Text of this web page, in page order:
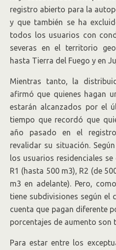
registro abierto para la
y que también se ha
todos los usuarios con
severas en el territorio
hasta Tierra del Fuego y en
Mientras tanto, la
afirmó que quienes hagan
estarán alcanzados por el
tiempo que recordó que
año pasado en el
revalidar su situación.
los usuarios residenciales
R1 (hasta 500 m3), R2 (de
m3 en adelante). Pero,
tiene subdivisiones según el
cuenta que pagan diferente
porcentajes de aumento son
Para estar entre los